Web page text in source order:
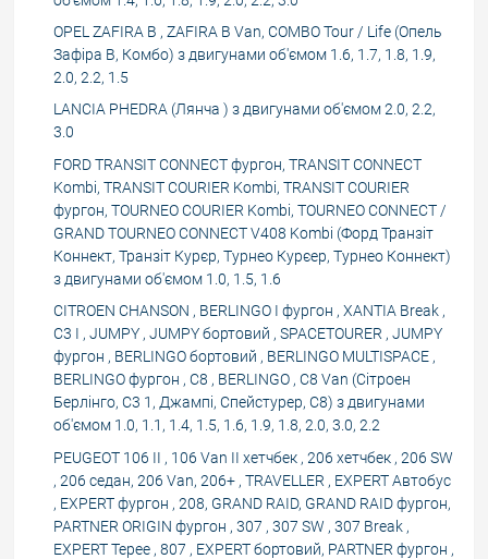
OPEL ZAFIRA B , ZAFIRA B Van, COMBO Tour / Life (Опель
Зафіра В, Комбо) з двигунами об'ємом 1.6, 1.7, 1.8, 1.9,
2.0, 2.2, 1.5
LANCIA PHEDRA (Лянча ) з двигунами об'ємом 2.0, 2.2,
3.0
FORD TRANSIT CONNECT фургон, TRANSIT CONNECT
Kombi, TRANSIT COURIER Kombi, TRANSIT COURIER
фургон, TOURNEO COURIER Kombi, TOURNEO CONNECT /
GRAND TOURNEO CONNECT V408 Kombi (Форд Транзіт
Коннект, Транзіт Курєр, Турнео Курєер, Турнео Коннект)
з двигунами об'ємом 1.0, 1.5, 1.6
CITROEN CHANSON , BERLINGO I фургон , XANTIA Break ,
C3 I , JUMPY , JUMPY бортовий , SPACETOURER , JUMPY
фургон , BERLINGO бортовий , BERLINGO MULTISPACE ,
BERLINGO фургон , C8 , BERLINGO , C8 Van (Сітроен
Берлінго, С3 1, Джампі, Спейстурер, С8) з двигунами
об'ємом 1.0, 1.1, 1.4, 1.5, 1.6, 1.9, 1.8, 2.0, 3.0, 2.2
PEUGEOT 106 II , 106 Van II хетчбек , 206 хетчбек , 206 SW
, 206 седан, 206 Van, 206+ , TRAVELLER , EXPERT Автобус
, EXPERT фургон , 208, GRAND RAID, GRAND RAID фургон,
PARTNER ORIGIN фургон , 307 , 307 SW , 307 Break ,
EXPERT Tepee , 807 , EXPERT бортовий, PARTNER фургон ,